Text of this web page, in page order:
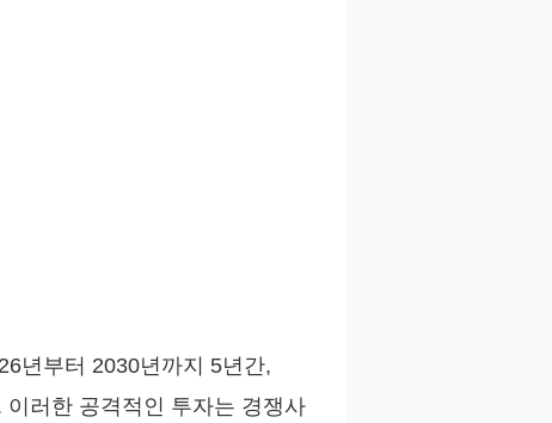
년부터 2030년까지 5년간,
러한 공격적인 투자는 경쟁사